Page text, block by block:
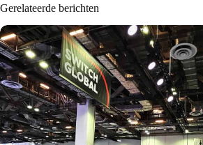
Gerelateerde berichten